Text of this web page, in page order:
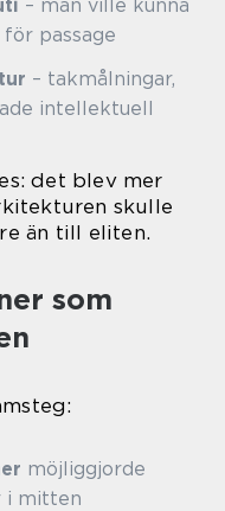
– man ville kunna
passage
– takmålningar,
intellektuell
det blev mer
skulle
än till eliten.
som
möjliggjorde
i mitten